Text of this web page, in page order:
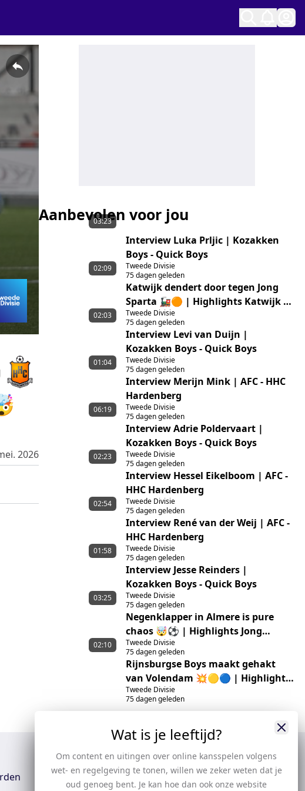
2026
Aanbevolen voor jou
03:23
Interview Luka Prljic | Kozakken
Boys - Quick Boys
Tweede Divisie
75 dagen geleden
02:09
Katwijk dendert door tegen Jong
Sparta 🚂🟠 | Highlights Katwijk –
Jong Sparta Rotterdam
Tweede Divisie
75 dagen geleden
02:03
Interview Levi van Duijn |
Kozakken Boys - Quick Boys
Tweede Divisie
75 dagen geleden
01:04
Interview Merijn Mink | AFC - HHC
Hardenberg
Tweede Divisie
75 dagen geleden
06:19
Interview Adrie Poldervaart |
Kozakken Boys - Quick Boys
Tweede Divisie
75 dagen geleden
02:23
Interview Hessel Eikelboom | AFC -
HHC Hardenberg
Tweede Divisie
75 dagen geleden
02:54
Interview René van der Weij | AFC -
HHC Hardenberg
Tweede Divisie
75 dagen geleden
01:58
Interview Jesse Reinders |
Kozakken Boys - Quick Boys
Tweede Divisie
75 dagen geleden
03:25
Negenklapper in Almere is pure
chaos 🤯⚽ | Highlights Jong
Almere City FC – GVVV
Tweede Divisie
75 dagen geleden
02:10
Rijnsburgse Boys maakt gehakt
van Volendam 💥🟡🔵 | Highlights
Rijnsburgse Boys – RKAV Volendam
Tweede Divisie
75 dagen geleden
Wat is je leeftijd?
Om content en uitingen over online kansspelen volgens
wet- en regelgeving te tonen, willen we zeker weten dat je
oud genoeg bent. Je kan hoe dan ook onze website